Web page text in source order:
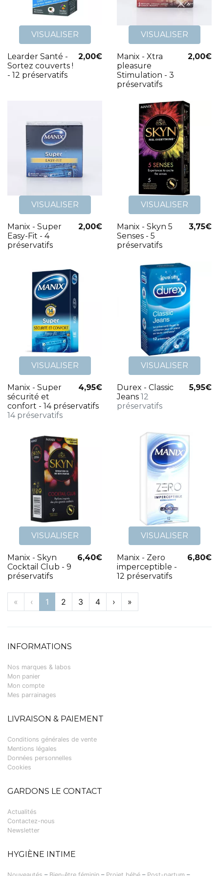
Intimitoo.
VISUALISER
2,00€
Learder Santé -
Sortez couverts !
- 12 préservatifs
VISUALISER
2,00€
Manix - Xtra
pleasure
Stimulation - 3
préservatifs
VISUALISER
2,00€
Manix - Super
Easy-Fit - 4
préservatifs
VISUALISER
3,75€
Manix - Skyn 5
Senses - 5
préservatifs
VISUALISER
4,95€
Manix - Super
sécurité et
confort - 14 préservatifs
14 préservatifs
VISUALISER
5,95€
Durex - Classic
Jeans 12
préservatifs
VISUALISER
6,40€
Manix - Skyn
Cocktail Club - 9
préservatifs
VISUALISER
6,80€
Manix - Zero
imperceptible -
12 préservatifs
« ‹ 1 2 3 4 › »
INFORMATIONS
Nos marques & labos
Mon panier
Mon compte
Mes parrainages
LIVRAISON & PAIEMENT
Conditions générales de vente
Mentions légales
Données personnelles
Cookies
GARDONS LE CONTACT
Actualités
Contactez-nous
Newsletter
HYGIÈNE INTIME